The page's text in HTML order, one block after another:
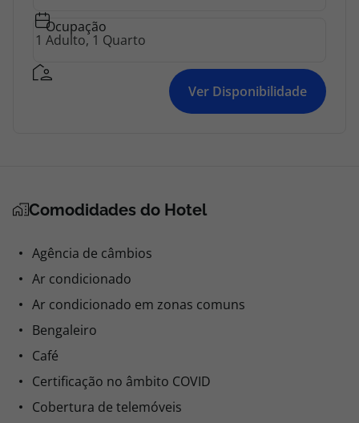
Ocupação
Ver Disponibilidade
Comodidades do Hotel
Agência de câmbios
Ar condicionado
Ar condicionado em zonas comuns
Bengaleiro
Café
Certificação no âmbito COVID
Cobertura de telemóveis